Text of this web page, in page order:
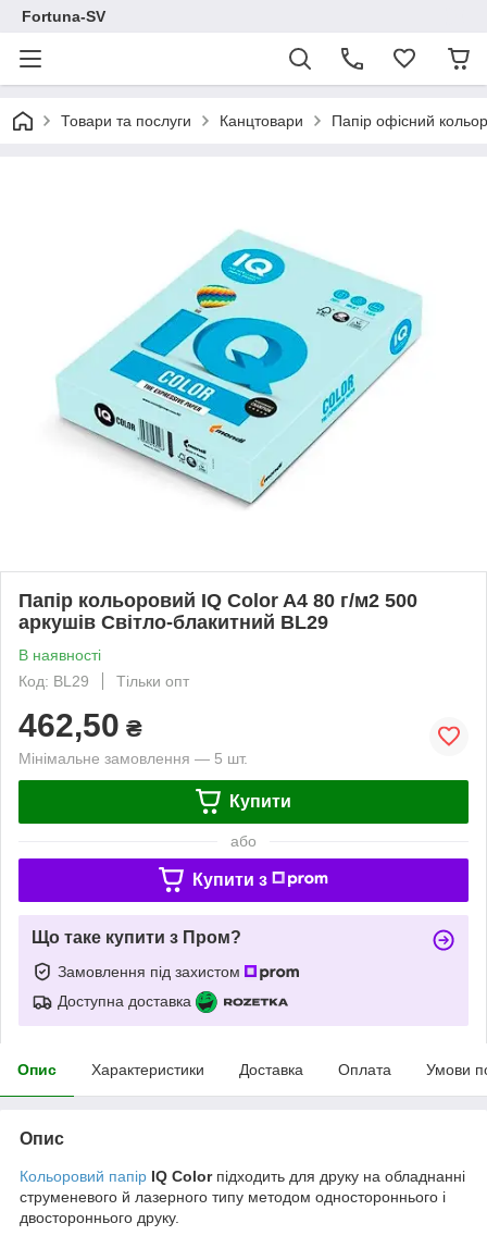
Fortuna-SV
Товари та послуги Канцтовари Папір офісний
Папір кольоровий IQ Color A4 80 г/м2 500
аркушів Світло-блакитний BL29
В наявності
Код: BL29
Тільки опт
462,50 ₴
Мінімальне замовлення — 5 шт.
Купити
або
Купити з
Що таке купити з Пром?
Замовлення під захистом
Доступна доставка
Опис Характеристики Доставка Оплата Умови
Опис
Кольоровий папір IQ Colorпідходить для друку на обладнанні
струменевого й лазерного типу методом одностороннього і
двостороннього друку.